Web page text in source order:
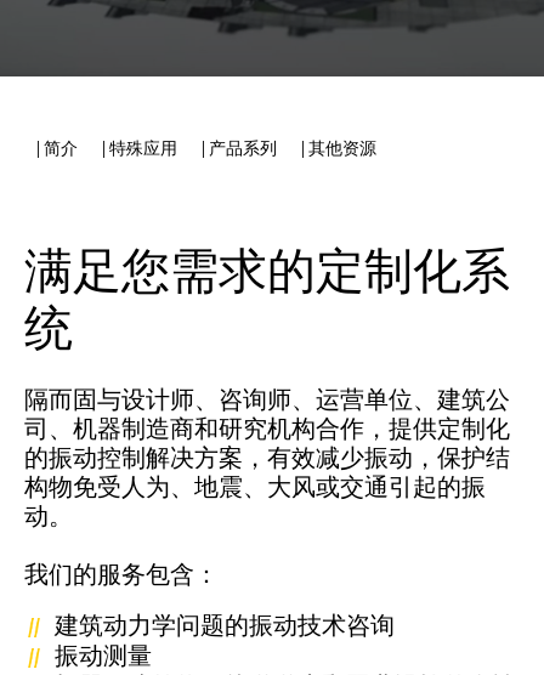
| 简介 | 特殊应用 | 产品系列 | 其他资源
满足您需求的定制化系
统
隔而固与设计师、咨询师、运营单位、建筑公
司、机器制造商和研究机构合作，提供定制化
的振动控制解决方案，有效减少振动，保护结
构物免受人为、地震、大风或交通引起的振
动。
我们的服务包含：
建筑动力学问题的振动技术咨询
振动测量